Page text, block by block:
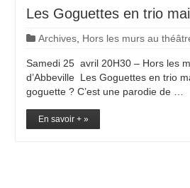
Les Goguettes en trio
Archives Hors les murs au
Samedi 25 avril 20H30 – Hors les
d’Abbeville Les Goguettes en trio
goguette ? C’est une parodie de …
En savoir + »